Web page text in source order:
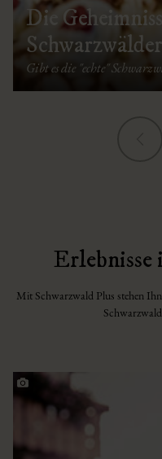
Die
Gibt es die "echte"
Erlebnisse
Mit Schwarzwald Plus stehen